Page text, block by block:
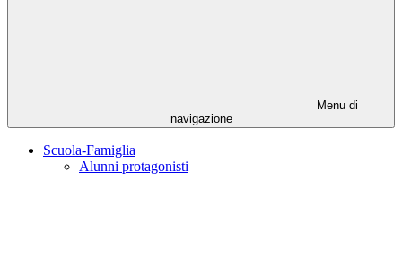
Menu di
navigazione
Scuola-Famiglia
Alunni protagonisti